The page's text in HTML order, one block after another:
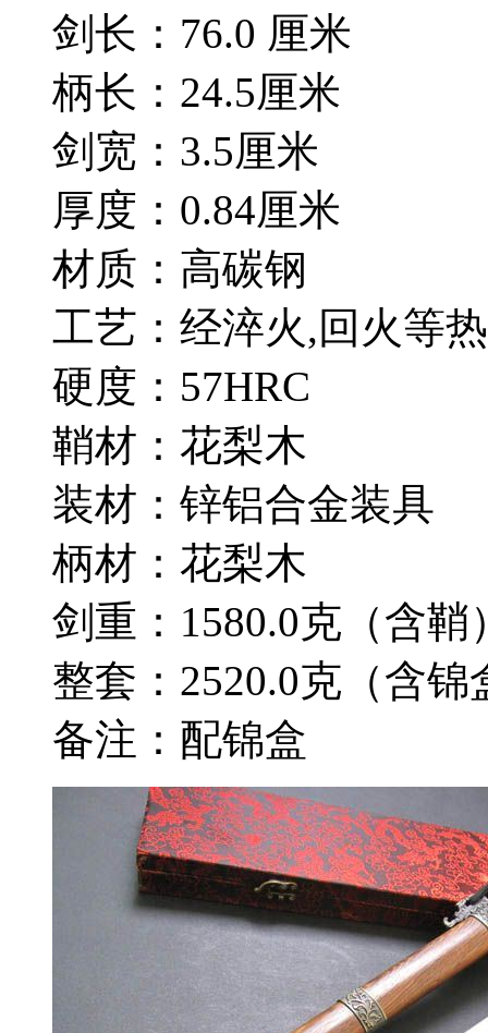
剑长：76.0 厘米
柄长：24.5厘米
剑宽：3.5厘米
厚度：0.84厘米
材质：高碳钢
工艺：经淬火,回火等
硬度：57HRC
鞘材：花梨木
装材：锌铝合金装具
柄材：花梨木
剑重：1580.0克（含鞘
整套：2520.0克（含锦
备注：配锦盒